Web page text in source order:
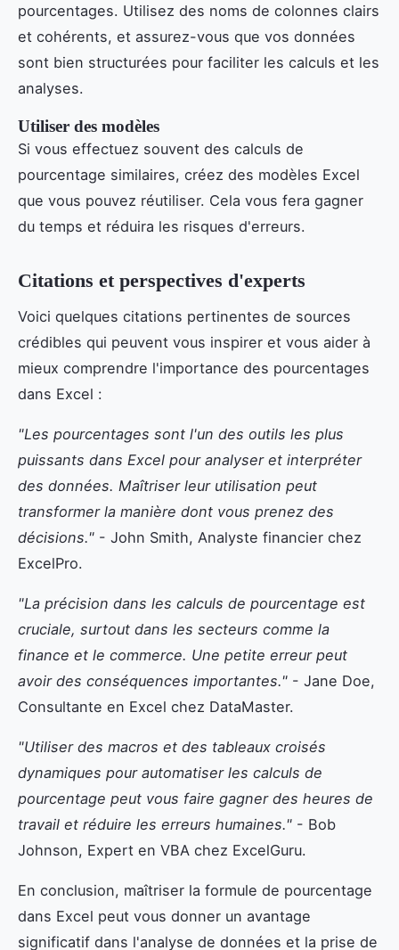
pourcentages. Utilisez des noms de colonnes clairs
et cohérents, et assurez-vous que vos données
sont bien structurées pour faciliter les calculs et les
analyses.
Utiliser des modèles
Si vous effectuez souvent des calculs de
pourcentage similaires, créez des modèles Excel
que vous pouvez réutiliser. Cela vous fera gagner
du temps et réduira les risques d'erreurs.
Citations et perspectives d'experts
Voici quelques citations pertinentes de sources
crédibles qui peuvent vous inspirer et vous aider à
mieux comprendre l'importance des pourcentages
dans Excel :
"Les pourcentages sont l'un des outils les plus
puissants dans Excel pour analyser et interpréter
des données. Maîtriser leur utilisation peut
transformer la manière dont vous prenez des
décisions." - John Smith, Analyste financier chez
ExcelPro.
"La précision dans les calculs de pourcentage est
cruciale, surtout dans les secteurs comme la
finance et le commerce. Une petite erreur peut
avoir des conséquences importantes." - Jane Doe,
Consultante en Excel chez DataMaster.
"Utiliser des macros et des tableaux croisés
dynamiques pour automatiser les calculs de
pourcentage peut vous faire gagner des heures de
travail et réduire les erreurs humaines." - Bob
Johnson, Expert en VBA chez ExcelGuru.
En conclusion, maîtriser la formule de pourcentage
dans Excel peut vous donner un avantage
significatif dans l'analyse de données et la prise de